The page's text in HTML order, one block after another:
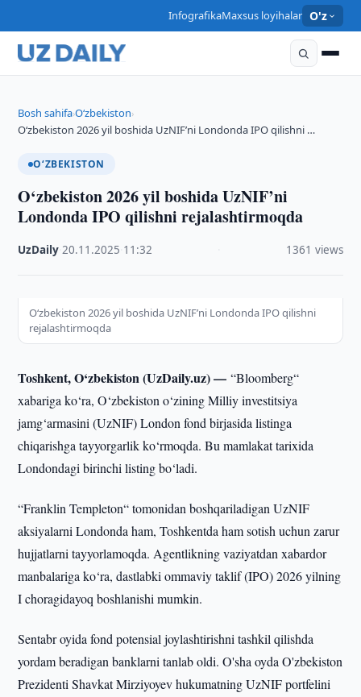
InfografikaMaxsus loyihalar O'z
Bosh sahifa›O‘zbekiston›
O‘zbekiston 2026 yil boshida UzNIF’ni Londonda IPO qilishni …
O‘ZBEKISTON
O‘zbekiston 2026 yil boshida UzNIF’ni
Londonda IPO qilishni rejalashtirmoqda
UzDaily ·20.11.2025 11:32 1361 views
O‘zbekiston 2026 yil boshida UzNIF’ni Londonda IPO qilishni
rejalashtirmoqda
Toshkent, O‘zbekiston (UzDaily.uz) —“Bloomberg“
xabariga ko‘ra, O‘zbekiston o‘zining Milliy investitsiya
jamg‘armasini (UzNIF) London fond birjasida listinga
chiqarishga tayyorgarlik ko‘rmoqda. Bu mamlakat tarixida
Londondagi birinchi listing bo‘ladi.
“Franklin Templeton“ tomonidan boshqariladigan UzNIF
aksiyalarni Londonda ham, Toshkentda ham sotish uchun zarur
hujjatlarni tayyorlamoqda. Agentlikning vaziyatdan xabardor
manbalariga ko‘ra, dastlabki ommaviy taklif (IPO) 2026 yilning
I choragidayoq boshlanishi mumkin.
Sentabr oyida fond potensial joylashtirishni tashkil qilishda
yordam beradigan banklarni tanlab oldi. O'sha oyda O'zbekiston
Prezidenti Shavkat Mirziyoyev hukumatning UzNIF portfelini